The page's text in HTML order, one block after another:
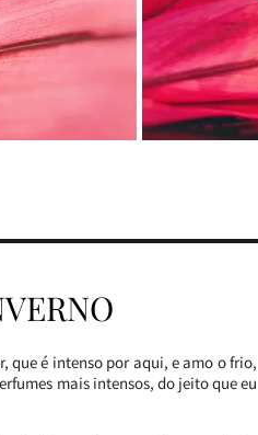
que é intenso por aqui, e amo o frio,
mais intensos, do jeito que eu